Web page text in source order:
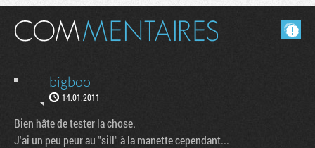
Masquer les commentaires lus.
bigboo
14.01.2011
Bien hâte de tester la chose.
J'ai un peu peur au "sill" à la manette cependant...